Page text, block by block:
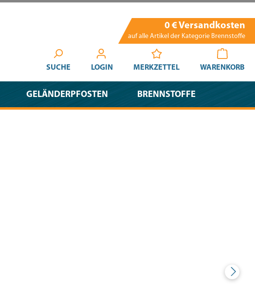
0 € Versandkosten
auf alle Artikel der Kategorie Brennstoffe
SUCHE LOGIN MERKZETTEL WARENKORB
GELÄNDERPFOSTEN BRENNSTOFFE